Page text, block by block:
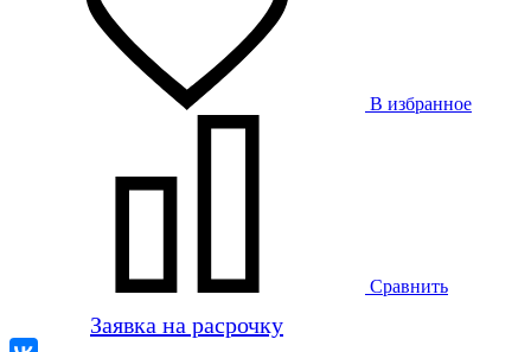
В избранное
Сравнить
Заявка на расрочку